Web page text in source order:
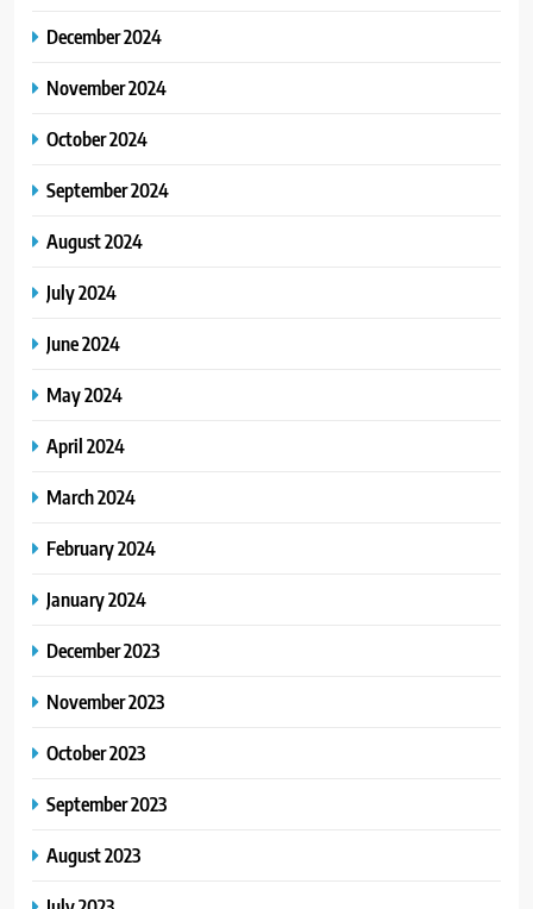
December 2024
November 2024
October 2024
September 2024
August 2024
July 2024
June 2024
May 2024
April 2024
March 2024
February 2024
January 2024
December 2023
November 2023
October 2023
September 2023
August 2023